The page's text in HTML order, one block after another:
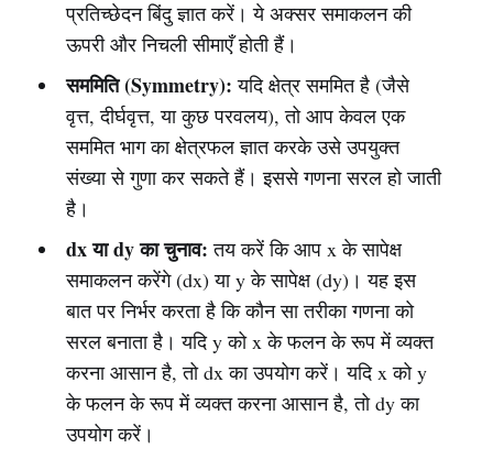
प्रतिच्छेदन बिंदु ज्ञात करें। ये अक्सर समाकलन की
ऊपरी और निचली सीमाएँ होती हैं।
सममिति (Symmetry): यदि क्षेत्र सममित है (जैसे
वृत्त, दीर्घवृत्त, या कुछ परवलय), तो आप केवल एक
सममित भाग का क्षेत्रफल ज्ञात करके उसे उपयुक्त
संख्या से गुणा कर सकते हैं। इससे गणना सरल हो जाती
है।
dx या dy का चुनाव: तय करें कि आप x के सापेक्ष
समाकलन करेंगे (dx) या y के सापेक्ष (dy)। यह इस
बात पर निर्भर करता है कि कौन सा तरीका गणना को
सरल बनाता है। यदि y को x के फलन के रूप में व्यक्त
करना आसान है, तो dx का उपयोग करें। यदि x को y
के फलन के रूप में व्यक्त करना आसान है, तो dy का
उपयोग करें।